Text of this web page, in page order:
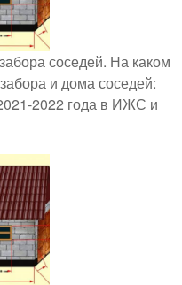
соседей. На каком
и дома соседей:
2022 года в ИЖС и